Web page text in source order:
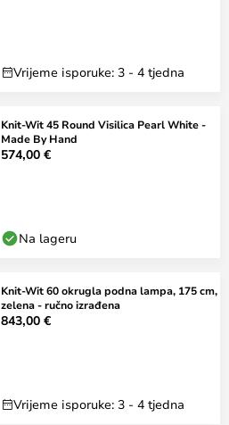
Vrijeme isporuke: 3 - 4 tjedna
Knit-Wit 45 Round Visilica Pearl White -
Made By Hand
574,00 €
Na lageru
Knit-Wit 60 okrugla podna lampa, 175 cm,
zelena - ručno izrađena
843,00 €
Vrijeme isporuke: 3 - 4 tjedna